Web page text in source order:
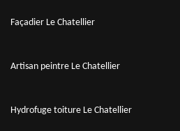
Façadier Le Chatellier
Artisan peintre Le Chatellier
Hydrofuge toiture Le Chatellier